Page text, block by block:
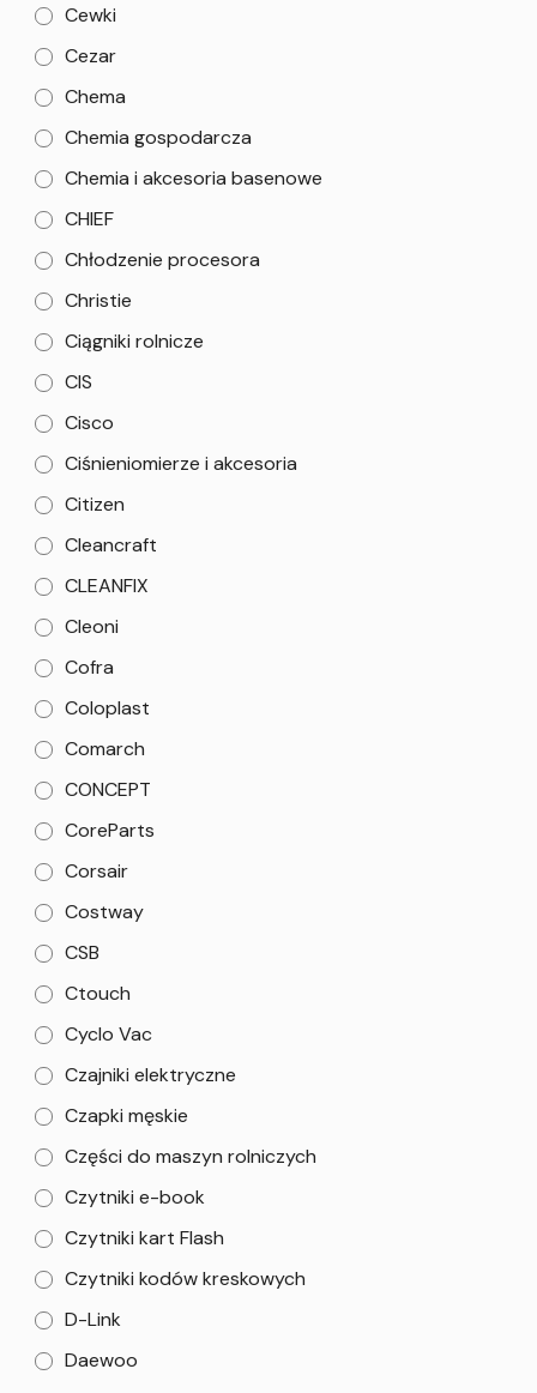
Cewki
Cezar
Chema
Chemia gospodarcza
Chemia i akcesoria basenowe
CHIEF
Chłodzenie procesora
Christie
Ciągniki rolnicze
CIS
Cisco
Ciśnieniomierze i akcesoria
Citizen
Cleancraft
CLEANFIX
Cleoni
Cofra
Coloplast
Comarch
CONCEPT
CoreParts
Corsair
Costway
CSB
Ctouch
Cyclo Vac
Czajniki elektryczne
Czapki męskie
Części do maszyn rolniczych
Czytniki e-book
Czytniki kart Flash
Czytniki kodów kreskowych
D-Link
Daewoo